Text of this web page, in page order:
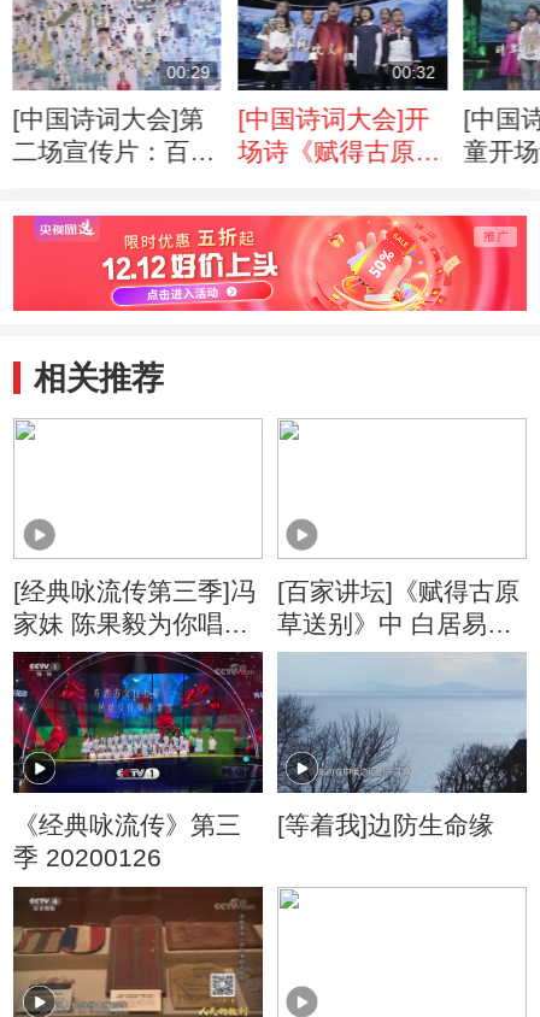
00:29
[中国诗词大会]第
二场宣传片：百人
00:32
[中国诗词大会]开
场诗《赋得古原草
百人选手团
[中国
童开
相关推荐
[经典咏流传第三季]冯
家妹 陈果毅为你唱经
典《赋得古原草送
别》
[百家讲坛]《赋得古原
草送别》中 白居易注
重的是“荣”
《经典咏流传》第三
季 20200126
[等着我]边防生命缘